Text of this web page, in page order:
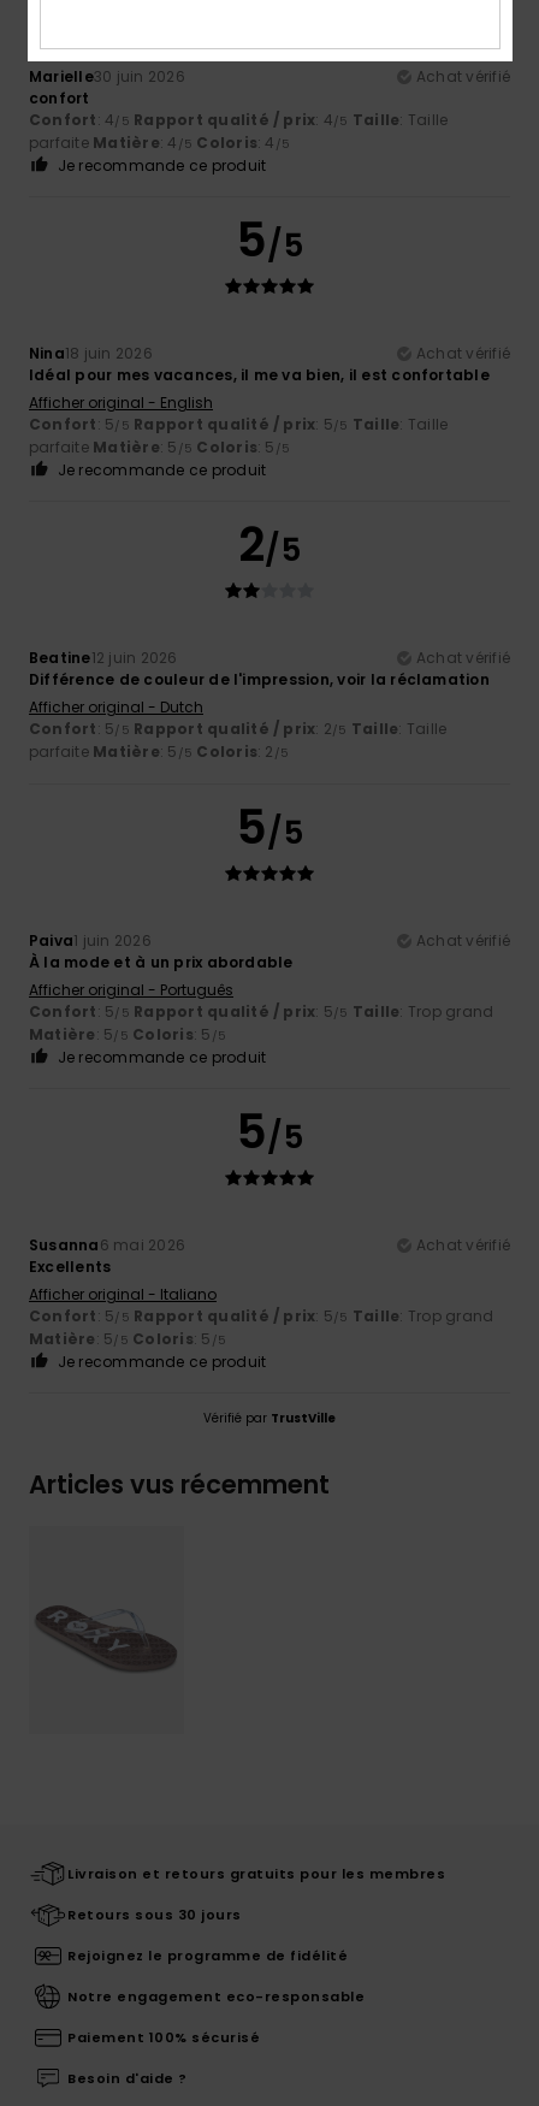
Marielle30 juin 2026
Achat vérifié
confort
Confort: 4/5 Rapport qualité / prix: 4/5 Taille: Taille
parfaite Matière: 4 /5 Coloris: 4 /5
Je recommande ce produit
5/5
Nina18 juin 2026
Achat vérifié
Idéal pour mes vacances, il me va bien, il est confortable
Afficher original - English
Confort: 5/5 Rapport qualité / prix: 5/5 Taille: Taille
parfaite Matière: 5 /5 Coloris: 5 /5
Je recommande ce produit
2/5
Beatine12 juin 2026
Achat vérifié
Différence de couleur de l'impression, voir la réclamation
Afficher original - Dutch
Confort: 5/5 Rapport qualité / prix: 2/5 Taille: Taille
parfaite Matière: 5 /5 Coloris: 2 /5
5/5
Paiva1 juin 2026
Achat vérifié
À la mode et à un prix abordable
Afficher original - Português
Confort: 5/5 Rapport qualité / prix: 5/5 Taille: Trop grand
Matière: 5/5 Coloris: 5 /5
Je recommande ce produit
5/5
Susanna6 mai 2026
Achat vérifié
Excellents
Afficher original - Italiano
Confort: 5/5 Rapport qualité / prix: 5/5 Taille: Trop grand
Matière: 5/5 Coloris: 5 /5
Je recommande ce produit
Vérifié par TrustVille
Articles vus récemment
Livraison et retours gratuits pour les membres
Retours sous 30 jours
Rejoignez le programme de fidélité
Notre engagement eco-responsable
Paiement 100% sécurisé
Besoin d'aide ?